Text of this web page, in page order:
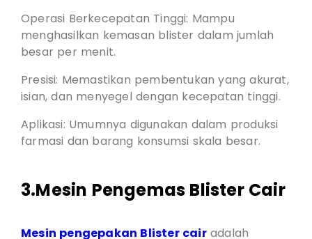
Operasi Berkecepatan Tinggi: Mampu
menghasilkan kemasan blister dalam jumlah
besar per menit.
Presisi: Memastikan pembentukan yang akurat,
isian, dan menyegel dengan kecepatan tinggi.
Aplikasi: Umumnya digunakan dalam produksi
farmasi dan barang konsumsi skala besar.
3.Mesin Pengemas Blister Cair
Mesin pengepakan Blister cairadalah